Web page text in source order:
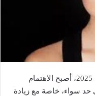
في ظل ارتفاع درجات الحرارة في صيف 2025، أصبح الاهتمام
حد سواء، خاصة مع زيادة